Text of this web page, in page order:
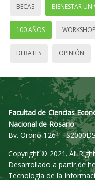
BECAS BIENESTAR
100 AÑOS WORKSHOP
DEBATES OPINIÓN
Facultad de Ciencias
Nacional de Rosario
Bv. Oroño 1261 -
Copyright © 2021. All
Desarrollado a partir de
Tecnología de la